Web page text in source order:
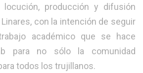
producción y difusión
con la intención de seguir
académico que se hace
para no sólo la comunidad
todos los trujillanos.